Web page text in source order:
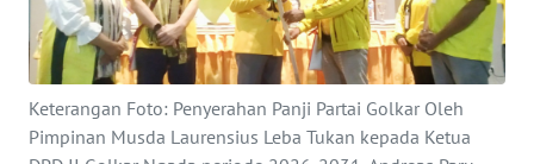
Keterangan Foto: Penyerahan Panji Partai Golkar Oleh
Pimpinan Musda Laurensius Leba Tukan kepada Ketua
INDEKS
BERITA
KONTAK
KAMI